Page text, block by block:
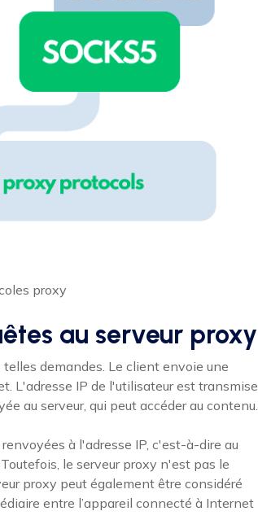
proxy
au serveur proxy
demandes. Le client envoie une
L'adresse IP de l'utilisateur est transmise
au serveur, qui peut accéder au contenu.
à l'adresse IP, c'est-à-dire au
le serveur proxy n'est pas le
proxy peut également être considéré
entre l’appareil connecté à Internet